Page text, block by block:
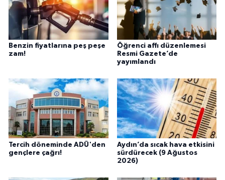
Benzin fiyatlarına peş peşe
zam!
Öğrenci affı düzenlemesi
Resmi Gazete’de
yayımlandı
Tercih döneminde ADÜ'den
gençlere çağrı!
Aydın’da sıcak hava etkisini
sürdürecek (9 Ağustos
2026)